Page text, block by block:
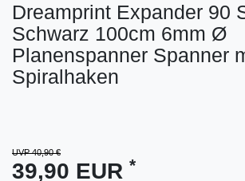
Dreamprint Expander 90
Schwarz 100cm 6mm Ø
Planenspanner Spanner
Spiralhaken
UVP 40,90 €
39,90 EUR *